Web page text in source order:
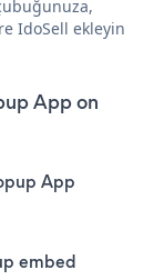
IdoSell ekleyin
App on
App
embed